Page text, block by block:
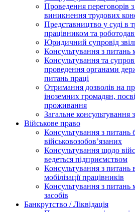
Проведення переговорів
виникнення трудових
Представництво у суді в
працівником та
Юридичний супровід
Консультування з питань
Консультування та
проведення органами
питань праці
Отримання дозволів на
іноземних громадян,
проживання
Загальне консультування
Військове право
Консультування з
військовозобов’язаних
Консультування щодо
ведеться підприємством
Консультування з питань
мобілізації працівників
Консультування з питань
засобів
Банкрутство / Ліквідація